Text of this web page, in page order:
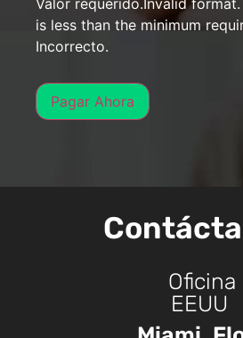
Valor requerido.Invalid format.
is less than the minimum
Incorrecto.
Oficina
EEUU